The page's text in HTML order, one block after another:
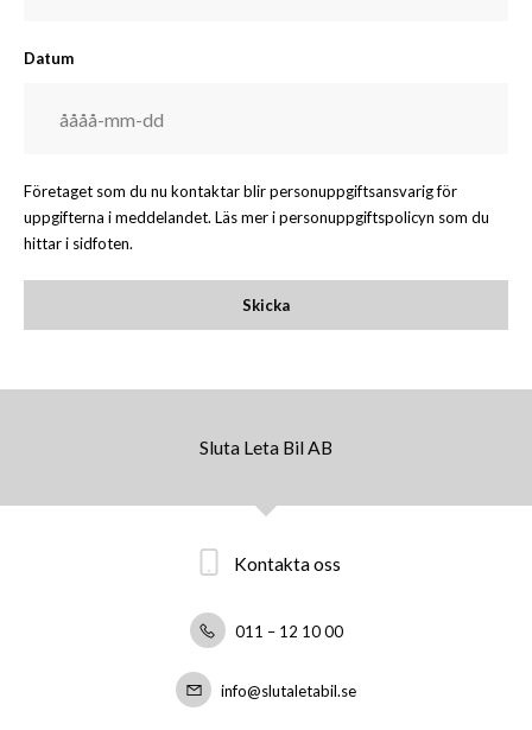
Datum
Företaget som du nu kontaktar blir personuppgiftsansvarig för
uppgifterna i meddelandet. Läs mer i personuppgiftspolicyn som du
hittar i sidfoten.
Skicka
Sluta Leta Bil AB
Kontakta oss
011 – 12 10 00
info@slutaletabil.se